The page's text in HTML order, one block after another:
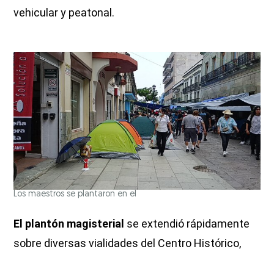
vehicular y peatonal.
Los maestros se plantaron en el
El plantón magisterial se extendió rápidamente
sobre diversas vialidades del Centro Histórico,